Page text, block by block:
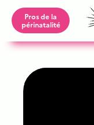
Pros de la
périnatalité